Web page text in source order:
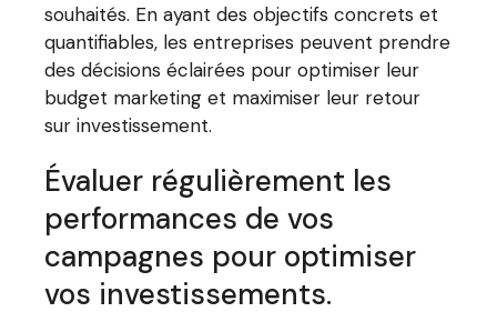
souhaités. En ayant des objectifs concrets et
quantifiables, les entreprises peuvent prendre
des décisions éclairées pour optimiser leur
budget marketing et maximiser leur retour
sur investissement.
Évaluer régulièrement les
performances de vos
campagnes pour optimiser
vos investissements.